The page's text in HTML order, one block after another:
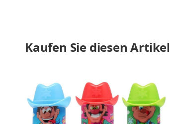
Kaufen Sie diesen